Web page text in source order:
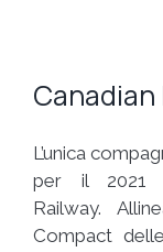
L’unica
per il 2021
Railway.
Compact